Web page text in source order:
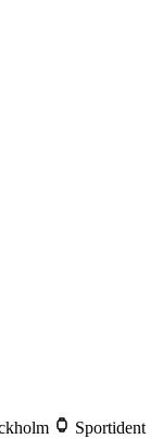
Sportident